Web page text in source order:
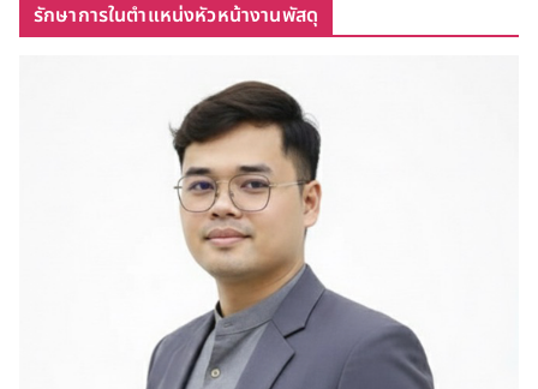
รักษาการในตำแหน่งหัวหน้างานพัสดุ